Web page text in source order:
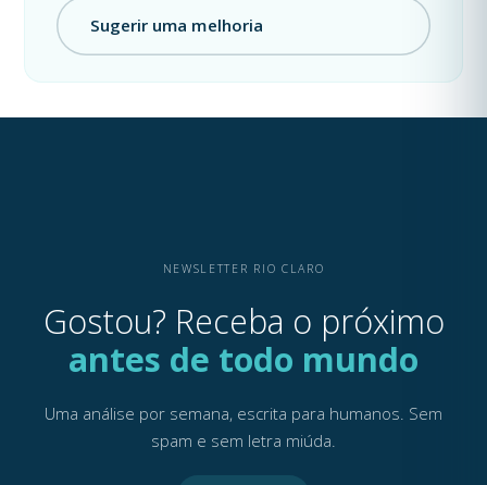
Sugerir uma melhoria
NEWSLETTER RIO CLARO
Gostou? Receba o próximo
antes de todo mundo
Uma análise por semana, escrita para humanos. Sem
spam e sem letra miúda.